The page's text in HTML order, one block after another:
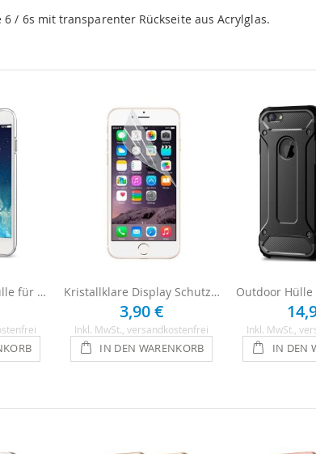
/ 6s mit transparenter Rückseite aus Acrylglas.
Ultraklare Silikon Hülle für iPhone 6 / 6s - Transparent Kristallklare Display Schutzfolie für iPhone 6 / 6s
3,90 €
Inkl. MwSt. , versandkostenfrei
IN DEN WARENKORB
Inkl. MwSt. ,
IN DEN